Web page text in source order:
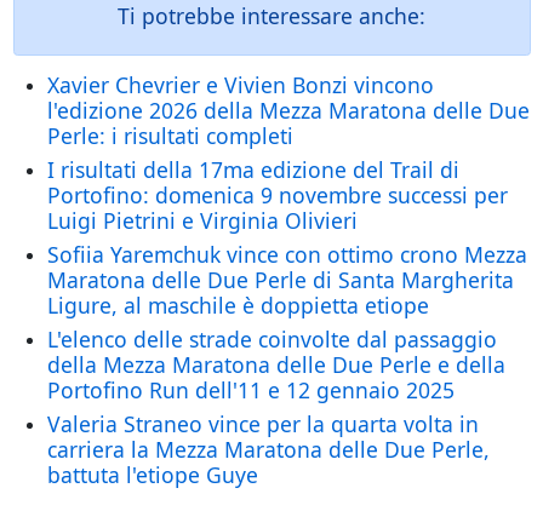
Ti potrebbe interessare anche:
Xavier Chevrier e Vivien Bonzi vincono
l'edizione 2026 della Mezza Maratona delle Due
Perle: i risultati completi
I risultati della 17ma edizione del Trail di
Portofino: domenica 9 novembre successi per
Luigi Pietrini e Virginia Olivieri
Sofiia Yaremchuk vince con ottimo crono Mezza
Maratona delle Due Perle di Santa Margherita
Ligure, al maschile è doppietta etiope
L'elenco delle strade coinvolte dal passaggio
della Mezza Maratona delle Due Perle e della
Portofino Run dell'11 e 12 gennaio 2025
Valeria Straneo vince per la quarta volta in
carriera la Mezza Maratona delle Due Perle,
battuta l'etiope Guye